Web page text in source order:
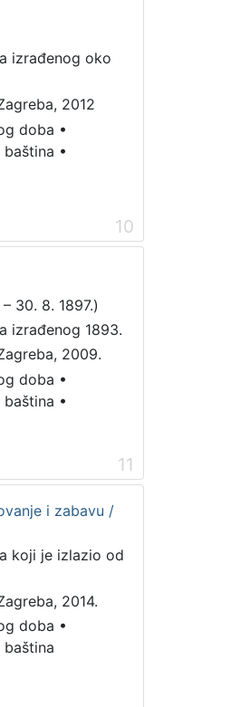
izrađenog oko
2012
doba •
•
10
30. 8. 1897.)
izrađenog 1893.
2009.
doba •
•
11
i zabavu /
koji je izlazio od
2014.
doba •